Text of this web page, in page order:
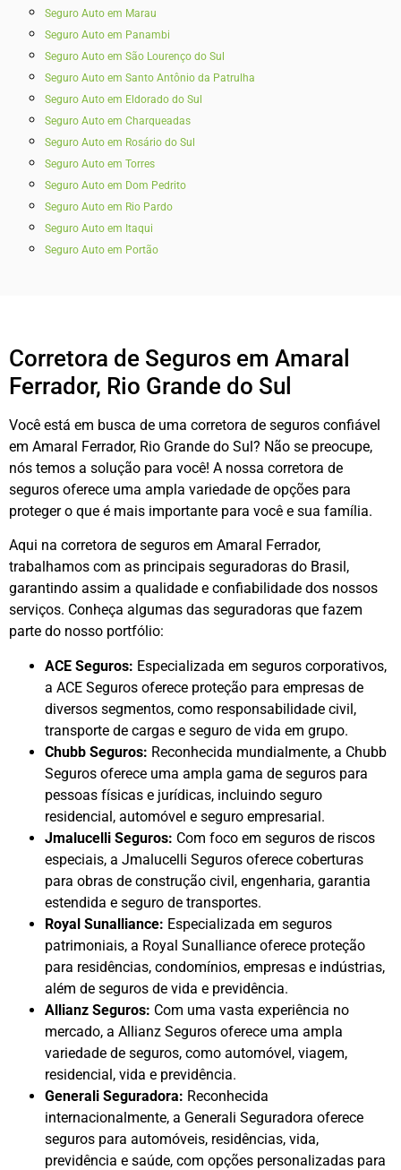
Seguro Auto em Marau
Seguro Auto em Panambi
Seguro Auto em São Lourenço do Sul
Seguro Auto em Santo Antônio da Patrulha
Seguro Auto em Eldorado do Sul
Seguro Auto em Charqueadas
Seguro Auto em Rosário do Sul
Seguro Auto em Torres
Seguro Auto em Dom Pedrito
Seguro Auto em Rio Pardo
Seguro Auto em Itaqui
Seguro Auto em Portão
Corretora de Seguros em Amaral
Ferrador, Rio Grande do Sul
Você está em busca de uma corretora de seguros confiável
em Amaral Ferrador, Rio Grande do Sul? Não se preocupe,
nós temos a solução para você! A nossa corretora de
seguros oferece uma ampla variedade de opções para
proteger o que é mais importante para você e sua família.
Aqui na corretora de seguros em Amaral Ferrador,
trabalhamos com as principais seguradoras do Brasil,
garantindo assim a qualidade e confiabilidade dos nossos
serviços. Conheça algumas das seguradoras que fazem
parte do nosso portfólio:
ACE Seguros: Especializada em seguros corporativos,
a ACE Seguros oferece proteção para empresas de
diversos segmentos, como responsabilidade civil,
transporte de cargas e seguro de vida em grupo.
Chubb Seguros: Reconhecida mundialmente, a Chubb
Seguros oferece uma ampla gama de seguros para
pessoas físicas e jurídicas, incluindo seguro
residencial, automóvel e seguro empresarial.
Jmalucelli Seguros: Com foco em seguros de riscos
especiais, a Jmalucelli Seguros oferece coberturas
para obras de construção civil, engenharia, garantia
estendida e seguro de transportes.
Royal Sunalliance: Especializada em seguros
patrimoniais, a Royal Sunalliance oferece proteção
para residências, condomínios, empresas e indústrias,
além de seguros de vida e previdência.
Allianz Seguros: Com uma vasta experiência no
mercado, a Allianz Seguros oferece uma ampla
variedade de seguros, como automóvel, viagem,
residencial, vida e previdência.
Generali Seguradora: Reconhecida
internacionalmente, a Generali Seguradora oferece
seguros para automóveis, residências, vida,
previdência e saúde, com opções personalizadas para